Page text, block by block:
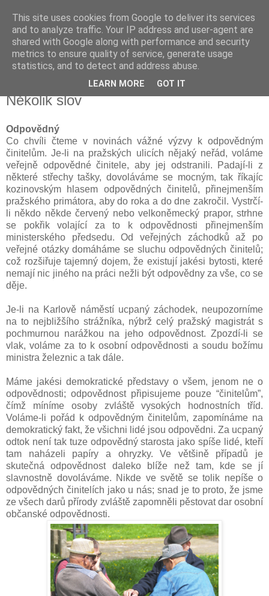
Kapka Karla Čapka
"Věřím v humanitu, v demokracii a v člověka."
sobota 7. dubna 2018
Několik slov
Odpovědný
Co chvíli čteme v novinách vážné výzvy k odpovědným
činitelům. Je-li na pražských ulicích nějaký neřád, voláme
veřejně odpovědné činitele, aby jej odstranili. Padají-li z
některé střechy tašky, dovoláváme se mocným, tak říkajíc
kozinovským hlasem odpovědných činitelů, přinejmenším
pražského primátora, aby do roka a do dne zakročil. Vystrčí-
li někdo někde červený nebo velkoněmecký prapor, strhne
se pokřik volající za to k odpovědnosti přinejmenším
ministerského předsedu. Od veřejných záchodků až po
veřejné otázky domáháme se sluchu odpovědných činitelů;
což rozšiřuje tajemný dojem, že existují jakési bytosti, které
nemají nic jiného na práci nežli být odpovědny za vše, co se
děje.
Je-li na Karlově náměstí ucpaný záchodek, neupozorníme
na to nejbližšího strážníka, nýbrž celý pražský magistrát s
pochmurnou narážkou na jeho odpovědnost. Zpozdí-li se
vlak, voláme za to k osobní odpovědnosti a soudu božímu
ministra železnic a tak dále.
Máme jakési demokratické představy o všem, jenom ne o
odpovědnosti; odpovědnost připisujeme pouze “činitelům”,
čímž míníme osoby zvláště vysokých hodnostních tříd.
Voláme-li pořád k odpovědným činitelům, zapomínáme na
demokratický fakt, že všichni lidé jsou odpovědni. Za ucpaný
odtok není tak tuze odpovědný starosta jako spíše lidé, kteří
tam naházeli papíry a ohryzky. Ve většině případů je
skutečná odpovědnost daleko blíže než tam, kde se jí
slavnostně dovoláváme. Nikde ve světě se tolik nepíše o
odpovědných činitelích jako u nás; snad je to proto, že jsme
ze všech darů přírody zvláště zapomněli pěstovat dar osobní
občanské odpovědnosti.
This site uses cookies from Google to deliver its services
and to analyze traffic. Your IP address and user-agent are
shared with Google along with performance and security
metrics to ensure quality of service, generate usage
statistics, and to detect and address abuse.
LEARN MORE GOT IT